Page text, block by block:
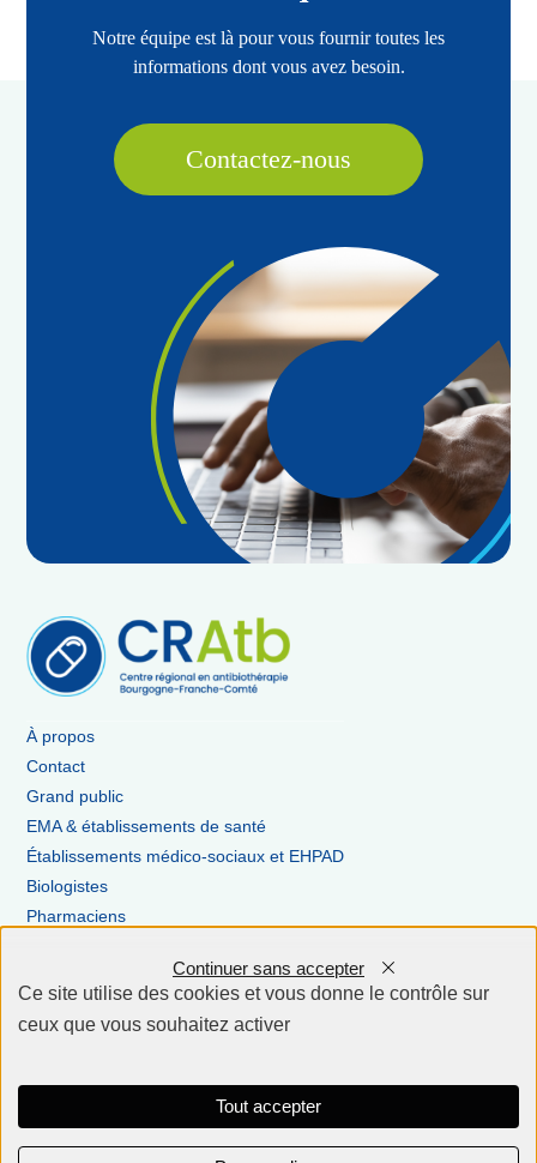
Notre équipe est là pour vous fournir toutes les
informations dont vous avez besoin.
Contactez-nous
À propos
Contact
Grand public
EMA & établissements de santé
Établissements médico-sociaux et EHPAD
Biologistes
Pharmaciens
Inscription à la newsletter
Ce site utilise des cookies et vous donne le contrôle sur
ceux que vous souhaitez activer
Tout accepter
Continuer sans accepter